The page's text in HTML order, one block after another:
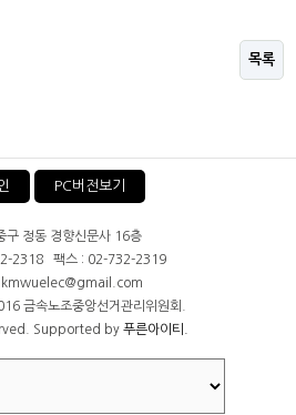
목록
PC버전보기
구 정동 경향신문사 16층
2318 팩스 : 02-732-2319
kmwuelec@gmail.com
금속노조중앙선거관리위원회.
Supported by 푸른아이티.